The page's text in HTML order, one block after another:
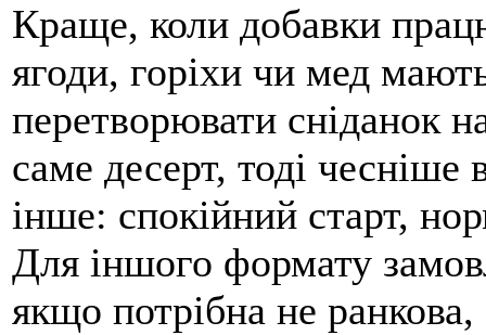
Краще, коли добавки
ягоди, горіхи чи мед
перетворювати сніданок
саме десерт, тоді чесніше
інше: спокійний старт,
Для іншого формату
якщо потрібна не